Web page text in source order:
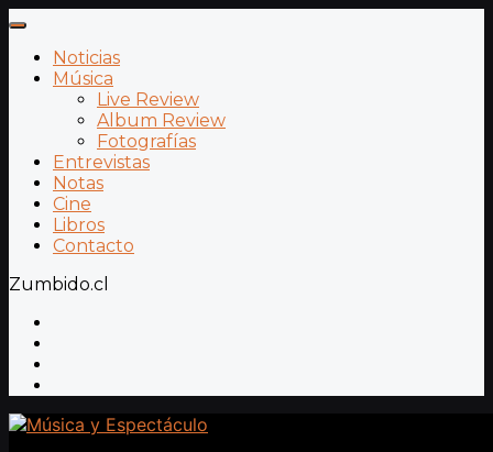
Noticias
Música
Live Review
Album Review
Fotografías
Entrevistas
Notas
Cine
Libros
Contacto
Zumbido.cl